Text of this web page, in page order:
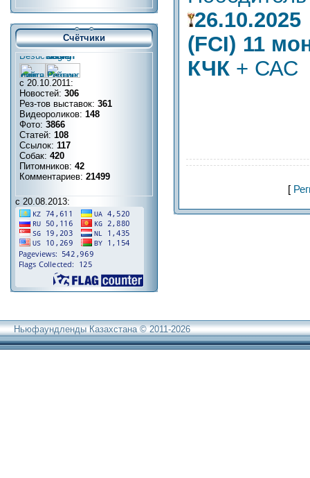
Счётчики
с 20.10.2011:
Новостей: 306
Рез-тов выставок: 361
Видеороликов: 148
Фото: 3866
Статей: 108
Ссылок: 117
Собак: 420
Питомников: 42
Комментариев: 21499
с 20.08.2013:
(FCI) 11
КЧК + САС
[
Ньюфаундленды Казахстана © 2011-2026